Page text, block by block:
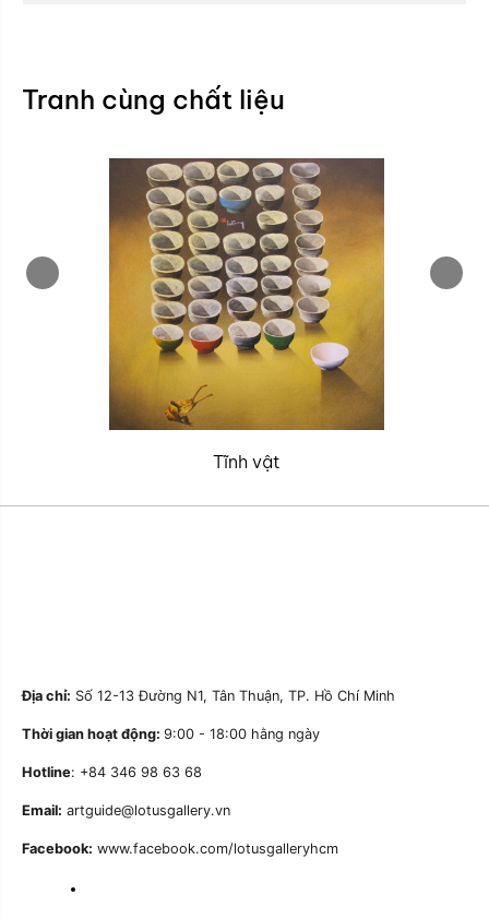
Tranh cùng chất liệu
Tĩnh vật
Địa chỉ: Số 12-13 Đường N1, Tân Thuận, TP. Hồ Chí Minh
Thời gian hoạt động: 9:00 - 18:00 hằng ngày
Hotline: +84 346 98 63 68
Email: artguide@lotusgallery.vn
Facebook: www.facebook.com/lotusgalleryhcm